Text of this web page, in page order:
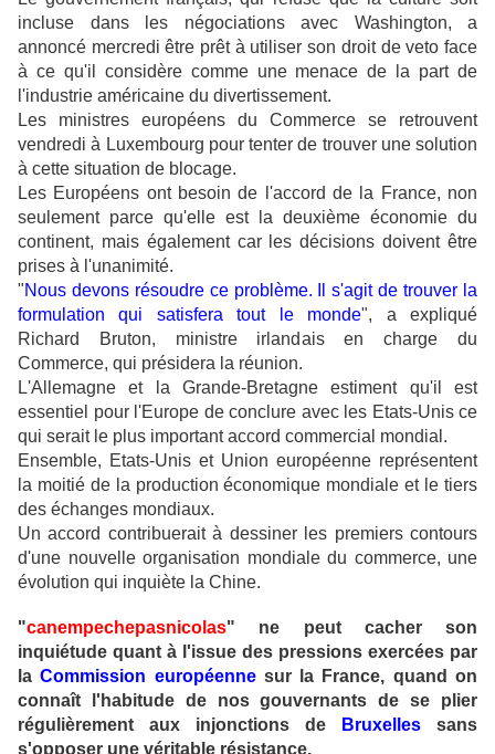
incluse dans les négociations avec Washington, a
annoncé mercredi être prêt à utiliser son droit de veto face
à ce qu'il considère comme une menace de la part de
l'industrie américaine du divertissement.
Les ministres européens du Commerce se retrouvent
vendredi à Luxembourg pour tenter de trouver une solution
à cette situation de blocage.
Les Européens ont besoin de l'accord de la France, non
seulement parce qu'elle est la deuxième économie du
continent, mais également car les décisions doivent être
prises à l'unanimité.
"Nous devons résoudre ce problème. Il s'agit de trouver la
formulation qui satisfera tout le monde", a expliqué
Richard Bruton, ministre irlandais en charge du
Commerce, qui présidera la réunion.
L'Allemagne et la Grande-Bretagne estiment qu'il est
essentiel pour l'Europe de conclure avec les Etats-Unis ce
qui serait le plus important accord commercial mondial.
Ensemble, Etats-Unis et Union européenne représentent
la moitié de la production économique mondiale et le tiers
des échanges mondiaux.
Un accord contribuerait à dessiner les premiers contours
d'une nouvelle organisation mondiale du commerce, une
évolution qui inquiète la Chine.
"canempechepasnicolas" ne peut cacher son
inquiétude quant à l'issue des pressions exercées par
laCommission européennesur la France, quand on
connaît l'habitude de nos gouvernants de se plier
régulièrement aux injonctions de
Bruxelles sans
s'opposer une véritable résistance.